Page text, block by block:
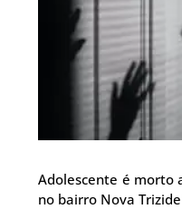
Adolescente é morto
no bairro Nova